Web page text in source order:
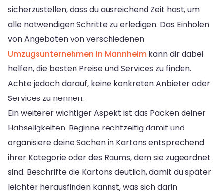
sicherzustellen, dass du ausreichend Zeit hast, um
alle notwendigen Schritte zu erledigen. Das Einholen
von Angeboten von verschiedenen
Umzugsunternehmen in Mannheim kann dir dabei
helfen, die besten Preise und Services zu finden.
Achte jedoch darauf, keine konkreten Anbieter oder
Services zu nennen.
Ein weiterer wichtiger Aspekt ist das Packen deiner
Habseligkeiten. Beginne rechtzeitig damit und
organisiere deine Sachen in Kartons entsprechend
ihrer Kategorie oder des Raums, dem sie zugeordnet
sind. Beschrifte die Kartons deutlich, damit du später
leichter herausfinden kannst, was sich darin